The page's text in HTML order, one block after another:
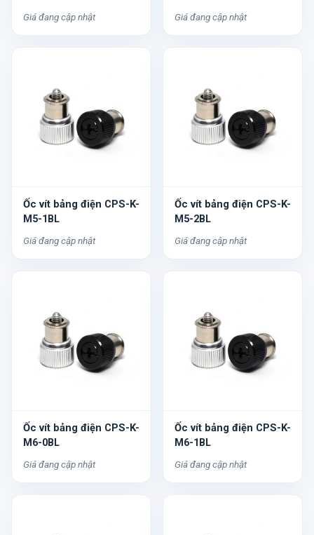
Giá đang cập nhật Giá đang cập nhật
Ốc vít bảng điện CPS-K-
M5-1BL
Giá đang cập nhật
Ốc vít bảng điện CPS-K-
M5-2BL
Giá đang cập nhật
Ốc vít bảng điện CPS-K-
M6-0BL
Giá đang cập nhật
Ốc vít bảng điện CPS-K-
M6-1BL
Giá đang cập nhật